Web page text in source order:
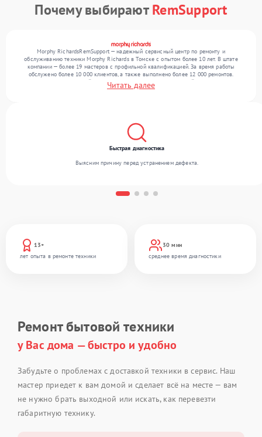
Почему выбираютRemSupport
Morphy RichardsRemSupport — надежный сервисный центр по ремонту и
обслуживанию техники Morphy Richards в Томске с опытом более 10 лет. В штате
компании — более 19 мастеров с профильной квалификацией. За время работы
обслужено более 10 000 клиентов, а также выполнено более 12 000 ремонтов.
Ежемесячно в сервисный центр поступает более 300 обращений, включая , , . Мы
выполняем ремонт различного уровня сложности и гарантируем высокое качество
Читать далее
13+
лет опыта в ремонте техники
30 мин
среднее время диагностики
Быстрая диагностика
Выясним причину перед устранением дефекта.
Ремонт бытовой техники
у Вас дома — быстро и удобно
Забудьте о проблемах с доставкой техники в сервис. Наш
мастер приедет к вам домой и сделает всё на месте — вам
не нужно брать выходной или искать, как перевезти
габаритную технику.